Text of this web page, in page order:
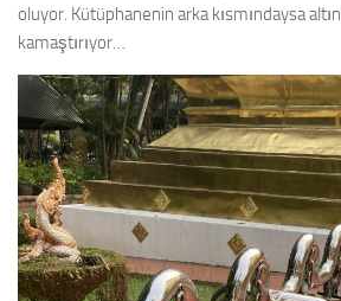
oluyor. Kütüphanenin arka kısmındaysa
kamaştırıyor…